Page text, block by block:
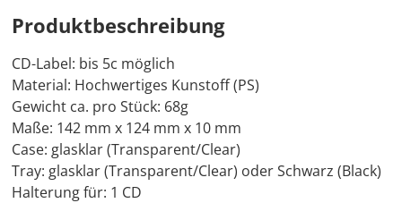
Produktbeschreibung
CD-Label: bis 5c möglich
Material: Hochwertiges Kunstoff (PS)
Gewicht ca. pro Stück: 68g
Maße: 142 mm x 124 mm x 10 mm
Case: glasklar (Transparent/Clear)
Tray: glasklar (Transparent/Clear) oder Schwarz (Black)
Halterung für: 1 CD